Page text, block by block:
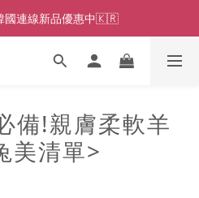
國連線新品優惠中🇰🇷
備!親膚柔軟羊
美清單>